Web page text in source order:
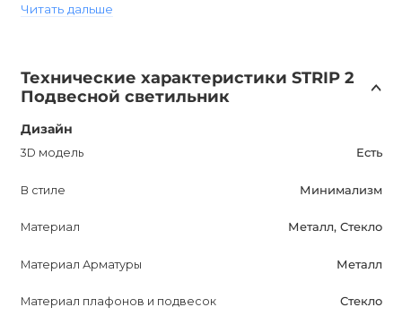
только внутри помещений. Цоколь G4 обеспечивает
удобство установки ламп.
STRIP 2 вписывается в стиль минимализма, что делает
Этот подвесной светильник можно установить в
помещении, чтобы создать особую атмосферу и
подчеркнуть стиль вашего интерьера.
Купить STRIP 2 в Украине можно только в интернет-
Читать дальше
Технические характеристики STRIP 2
Подвесной светильник
Дизайн
3D модель Есть
В стиле Минимализм
Материал Металл, Стекло
Материал Арматуры Металл
Материал плафонов и подвесок Стекло